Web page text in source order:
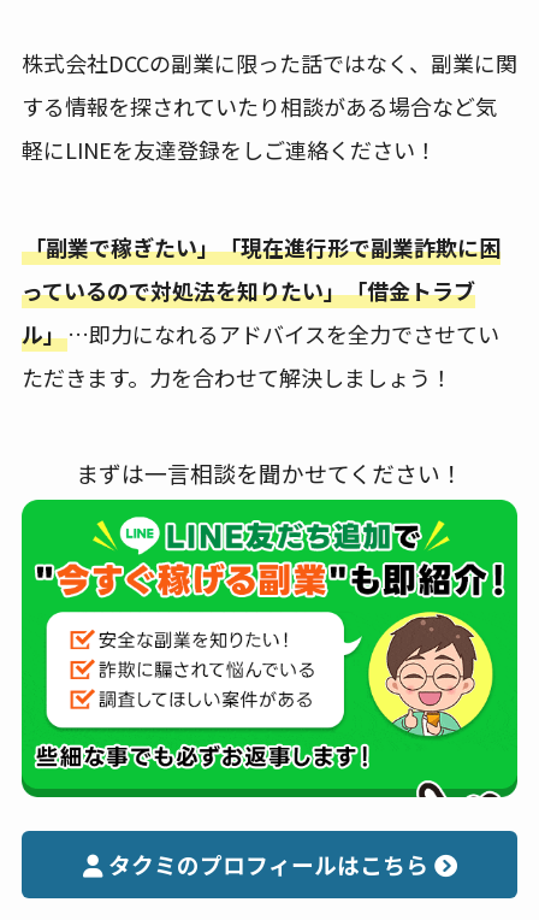
株式会社DCCの副業に限った話ではなく、副業に関
する情報を探されていたり相談がある場合など気
軽にLINEを友達登録をしご連絡ください！
「副業で稼ぎたい」「現在進行形で副業詐欺に困
っているので対処法を知りたい」「借金トラブ
ル」…即力になれるアドバイスを全力でさせてい
ただきます。力を合わせて解決しましょう！
まずは一言相談を聞かせてください！
タクミのプロフィールはこちら